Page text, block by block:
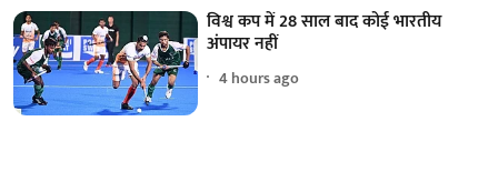
विश्व कप में 28 साल बाद कोई भारतीय
अंपायर नहीं
4 hours ago